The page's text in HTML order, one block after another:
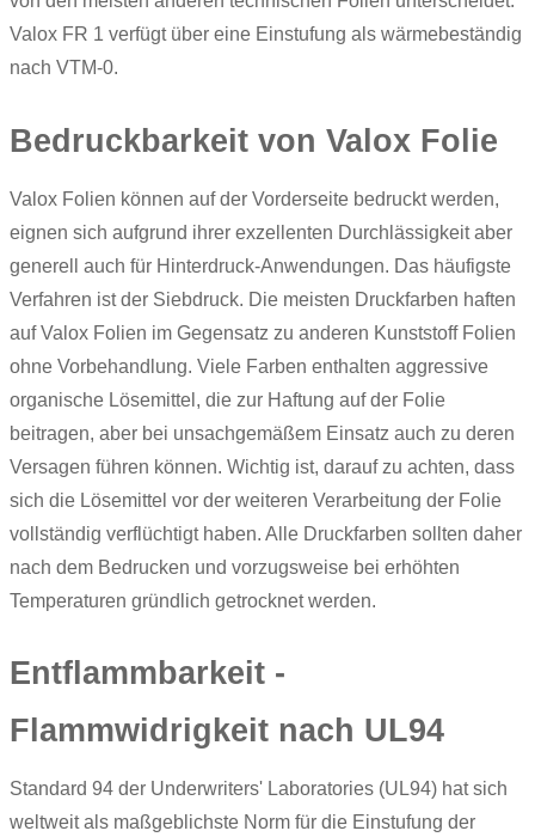
Valox FR 1 verfügt über eine Einstufung als wärmebeständig
nach VTM-0.
Bedruckbarkeit von Valox Folie
Valox Folien können auf der Vorderseite bedruckt werden,
eignen sich aufgrund ihrer exzellenten Durchlässigkeit aber
generell auch für Hinterdruck-Anwendungen. Das häufigste
Verfahren ist der Siebdruck. Die meisten Druckfarben haften
auf Valox Folien im Gegensatz zu anderen Kunststoff Folien
ohne Vorbehandlung. Viele Farben enthalten aggressive
organische Lösemittel, die zur Haftung auf der Folie
beitragen, aber bei unsachgemäßem Einsatz auch zu deren
Versagen führen können. Wichtig ist, darauf zu achten, dass
sich die Lösemittel vor der weiteren Verarbeitung der Folie
vollständig verflüchtigt haben. Alle Druckfarben sollten daher
nach dem Bedrucken und vorzugsweise bei erhöhten
Temperaturen gründlich getrocknet werden.
Entflammbarkeit -
Flammwidrigkeit nach UL94
Standard 94 der Underwriters' Laboratories (UL94) hat sich
weltweit als maßgeblichste Norm für die Einstufung der